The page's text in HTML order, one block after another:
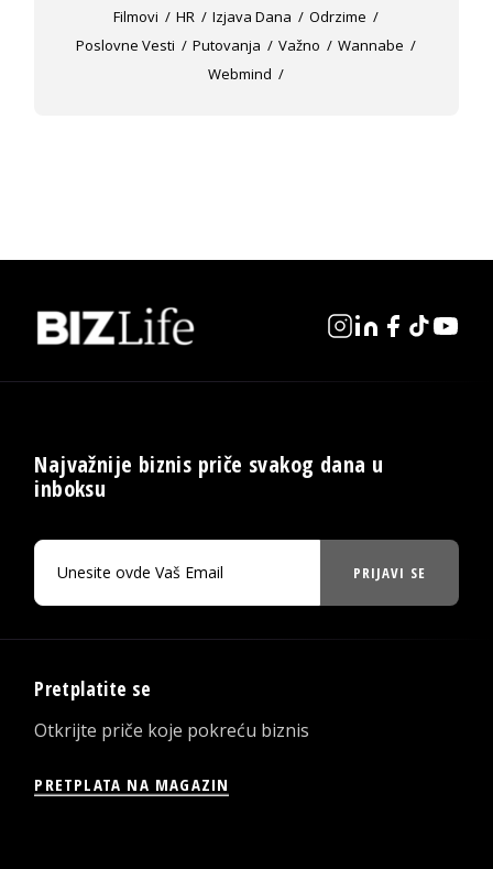
Filmovi
HR Izjava Dana
Odrzime
Poslovne Vesti
Putovanja Važno
Wannabe
Webmind
Najvažnije biznis priče svakog dana u
inboksu
PRIJAVI SE
Pretplatite se
Otkrijte priče koje pokreću biznis
PRETPLATA NA MAGAZIN